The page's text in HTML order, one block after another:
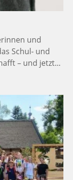
und
Schul- und
– und jetzt...